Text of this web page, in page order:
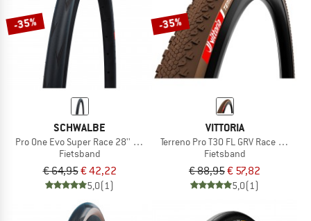
-35%
SCHWALBE
Pro One Evo Super Race 28'' (25-622) V-Guard FB
Fietsband
€ 64,95€ 42,22
5,0(1)
-35%
VITTORIA
Terreno Pro T30 FL GRV Race 28''
Fietsband
€ 88,95€ 57,82
5,0(1)